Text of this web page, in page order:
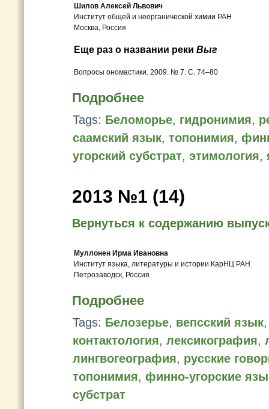
Шилов Алексей Львович
Институт общей и неорганической химии РАН
Москва, Россия
Еще раз о названии реки Выг
Вопросы ономастики. 2009. № 7. С. 74–80
Подробнее
Tags: Беломорье, гидронимия,
саамский язык, топонимия,
угорский субстрат, этимология,
2013 №1 (14)
Вернуться к содержанию
Муллонен Ирма Ивановна
Институт языка, литературы и истории КарНЦ РАН
Петрозаводск, Россия
Подробнее
Tags: Белозерье, вепсский язык
контактология, лексикография,
лингвогеография, русские
топонимия, финно-угорские
субстрат